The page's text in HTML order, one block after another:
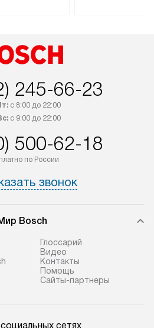
245-66-23
с 8:00 до 22:00
с 9:00 до 22:00
500-62-18
по России
звонок
Bosch
Глоссарий
Видео
Контакты
Помощь
Сайты-партнеры
сетях